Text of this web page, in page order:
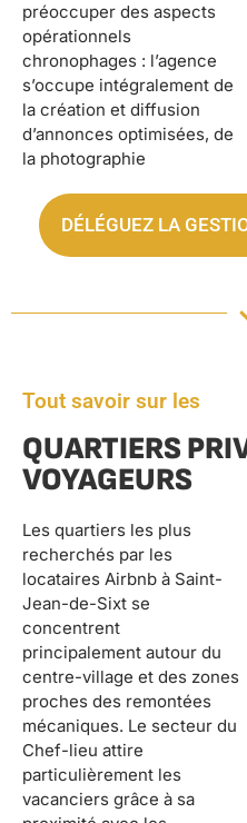
préoccuper des aspects
opérationnels
chronophages : l’agence
s’occupe intégralement de
la création et diffusion
d’annonces optimisées, de
la photographie
en pilote automatique
pendant que vous profitez
de revenus sécurisés et
optimisés, libéré du stress
quotidien de la gestion
DÉLÉGUEZ LA
Tout savoir sur les
QUARTIERS
VOYAGEURS
Les quartiers les plus
recherchés par les
locataires Airbnb à Saint-
Jean-de-Sixt se
concentrent
principalement autour du
centre-village et des zones
proches des remontées
mécaniques. Le secteur du
Chef-lieu attire
particulièrement les
vacanciers grâce à sa
reste un critère
déterminant dans le choix
des locataires, justifiant
des tarifs plus élevés pour
ces emplacements
stratégiques. Les biens
situés en centre-village
peuvent capitaliser sur leur
accessibilité et générer
des revenus stables toute
l’année, contrairement aux
locations plus excentrées